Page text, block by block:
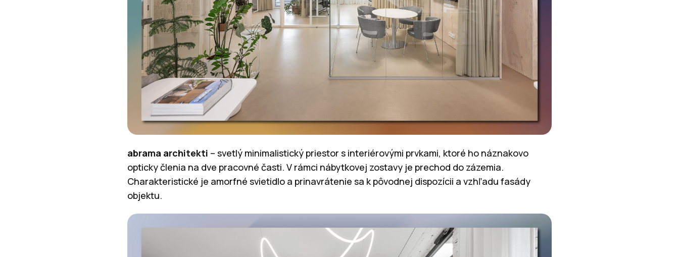
abrama architekti – svetlý minimalistický priestor s interiérovými prvkami, ktoré ho náznakovo
opticky členia na dve pracovné časti. V rámci nábytkovej zostavy je prechod do zázemia.
Charakteristické je amorfné svietidlo a prinavrátenie sa k pôvodnej dispozícii a vzhľadu fasády
objektu.